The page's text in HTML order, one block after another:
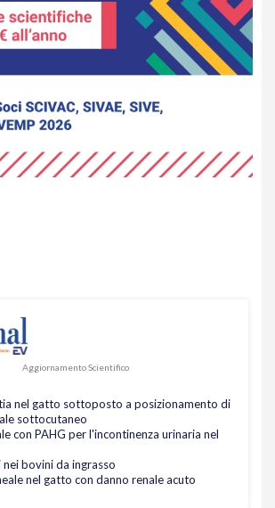
Aggiornamento Scientifico
nel gatto sottoposto a posizionamento di
sottocutaneo
con PAHG per l'incontinenza urinaria nel
bovini da ingrasso
nel gatto con danno renale acuto